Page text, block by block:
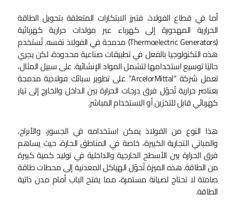
أما في قطاع الفولاذ، فتبرز الابتكارات المتعلقة بتحويل الطاقة
الحرارية المهدورة إلى كهرباء عبر مولدات حرارية كهربائية
(Thermoelectric Generators) مدمجة في الفولاذ نفسه. تُستخدم
هذه التكنولوجيا بالفعل في تطبيقات صناعية محدودة، لكن يجري
حاليًا توسيع استخدامها لتشمل المواد الإنشائية. على سبيل المثال،
تعمل شركة “ArcelorMittal” على تطوير سبائك فولاذية مدمجة
بعناصر حرارية تُحوّل فرق درجات الحرارة بين الداخل والخارج إلى تيار
كهربائي قابل للتخزين أو الاستخدام المباشر.
هذا النوع من الفولاذ يمكن استخدامه في الجسور، والأبراج،
والمباني التجارية الكبيرة، خاصة في المناطق الحارة، حيث يساهم
فرق الحرارة بين الأسطح الخارجية والداخلية في توليد كمية كبيرة
من الطاقة. هذه الميزة تُحوّل الهياكل المعدنية إلى محطات طاقة
صامتة لا تحتاج لصيانة مستمرة، مما يفتح الباب أمام مدن ذاتية
الطاقة.